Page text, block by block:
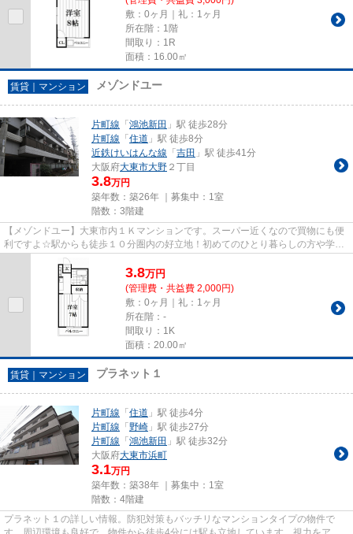
敷：0ヶ月｜礼：1ヶ月
所在階：1階
間取り：1R
面積：16.00㎡
賃貸｜マンション メゾンドユー
片町線 「 鴻池新田 」駅 徒歩28分
片町線 「 住道 」駅 徒歩8分
近鉄けいはんな線 「 吉田 」駅 徒歩41分
大阪府大東市大野 ２丁目
3.8万円
築年数：築26年 ｜募集中： 1室
階数：3階建
【メゾンドユー】大東市内１Ｋマンションです。スーパー近くなので買物にも便
利ですよ☆駅からも徒歩１０分圏内の好立地！初めてのひとり暮らしの方や学生
さんにおすすめですよ！！
3.8万円
(管理費・共益費 2,000円)
敷：0ヶ月｜礼：1ヶ月
所在階：-
間取り：1K
面積：20.00㎡
賃貸｜マンション プラネット１
片町線 「 住道 」駅 徒歩4分
片町線 「 野崎 」駅 徒歩27分
片町線 「 鴻池新田 」駅 徒歩32分
大阪府大東市浜町
3.1万円
築年数：築38年 ｜募集中： 1室
階数：4階建
プラネット１の詳しい情報。防犯対策もバッチリなマンションタイプの物件で